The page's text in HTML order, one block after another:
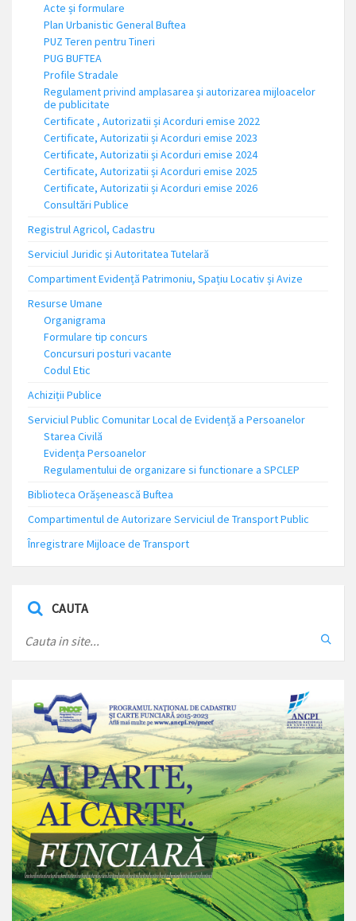
Acte și formulare
Plan Urbanistic General Buftea
PUZ Teren pentru Tineri
PUG BUFTEA
Profile Stradale
Regulament privind amplasarea și autorizarea mijloacelor
de publicitate
Certificate , Autorizatii și Acorduri emise 2022
Certificate, Autorizatii și Acorduri emise 2023
Certificate, Autorizatii și Acorduri emise 2024
Certificate, Autorizatii și Acorduri emise 2025
Certificate, Autorizatii și Acorduri emise 2026
Consultări Publice
Registrul Agricol, Cadastru
Serviciul Juridic și Autoritatea Tutelară
Compartiment Evidență Patrimoniu, Spațiu Locativ și Avize
Resurse Umane
Organigrama
Formulare tip concurs
Concursuri posturi vacante
Codul Etic
Achiziții Publice
Serviciul Public Comunitar Local de Evidență a Persoanelor
Starea Civilă
Evidența Persoanelor
Regulamentului de organizare si functionare a SPCLEP
Biblioteca Orășenească Buftea
Compartimentul de Autorizare Serviciul de Transport Public
Înregistrare Mijloace de Transport
CAUTA